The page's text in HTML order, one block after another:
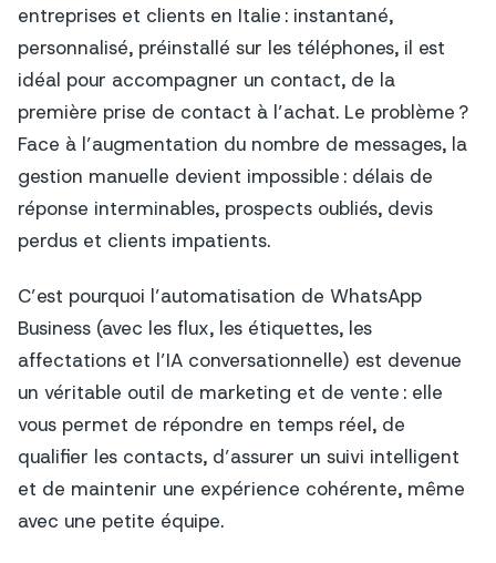
entreprises et clients en Italie : instantané,
personnalisé, préinstallé sur les téléphones, il est
idéal pour accompagner un contact, de la
première prise de contact à l’achat. Le problème ?
Face à l’augmentation du nombre de messages, la
gestion manuelle devient impossible : délais de
réponse interminables, prospects oubliés, devis
perdus et clients impatients.
C’est pourquoi l’automatisation de WhatsApp
Business (avec les flux, les étiquettes, les
affectations et l’IA conversationnelle) est devenue
un véritable outil de marketing et de vente : elle
vous permet de répondre en temps réel, de
qualifier les contacts, d’assurer un suivi intelligent
et de maintenir une expérience cohérente, même
avec une petite équipe.